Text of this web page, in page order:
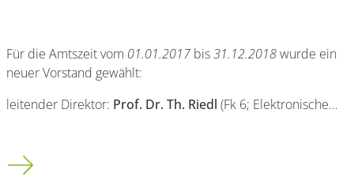
Für die Amtszeit vom 01.01.2017 bis31.12.2018wurde ein
neuer Vorstand gewählt:
leitender Direktor: Prof. Dr. Th. Riedl (Fk 6; Elektronische…
Neuwahl des Institusvorstands